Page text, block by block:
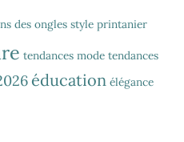
des ongles style printanier
tendances mode tendances
éducation élégance